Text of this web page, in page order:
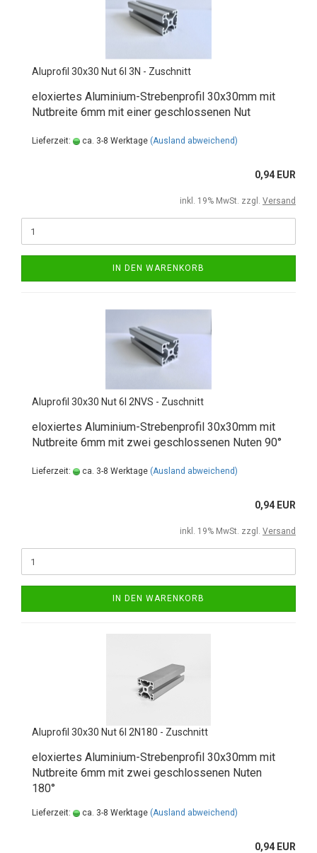
Aluprofil 30x30 Nut 6I 3N - Zuschnitt
eloxiertes Aluminium-Strebenprofil 30x30mm mit
Nutbreite 6mm mit einer geschlossenen Nut
Lieferzeit: ca. 3-8 Werktage (Ausland abweichend)
0,94 EUR
inkl. 19% MwSt. zzgl. Versand
IN DEN WARENKORB
Aluprofil 30x30 Nut 6I 2NVS - Zuschnitt
eloxiertes Aluminium-Strebenprofil 30x30mm mit
Nutbreite 6mm mit zwei geschlossenen Nuten 90°
Lieferzeit: ca. 3-8 Werktage (Ausland abweichend)
0,94 EUR
inkl. 19% MwSt. zzgl. Versand
IN DEN WARENKORB
Aluprofil 30x30 Nut 6I 2N180 - Zuschnitt
eloxiertes Aluminium-Strebenprofil 30x30mm mit
Nutbreite 6mm mit zwei geschlossenen Nuten
180°
Lieferzeit: ca. 3-8 Werktage (Ausland abweichend)
0,94 EUR